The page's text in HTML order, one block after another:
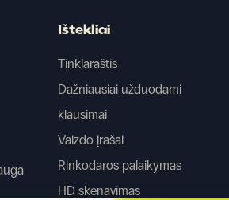
Ištekliai
Tinklaraštis
Dažniausiai užduodami
klausimai
Vaizdo įrašai
Rinkodaros palaikymas
HD skenavimas